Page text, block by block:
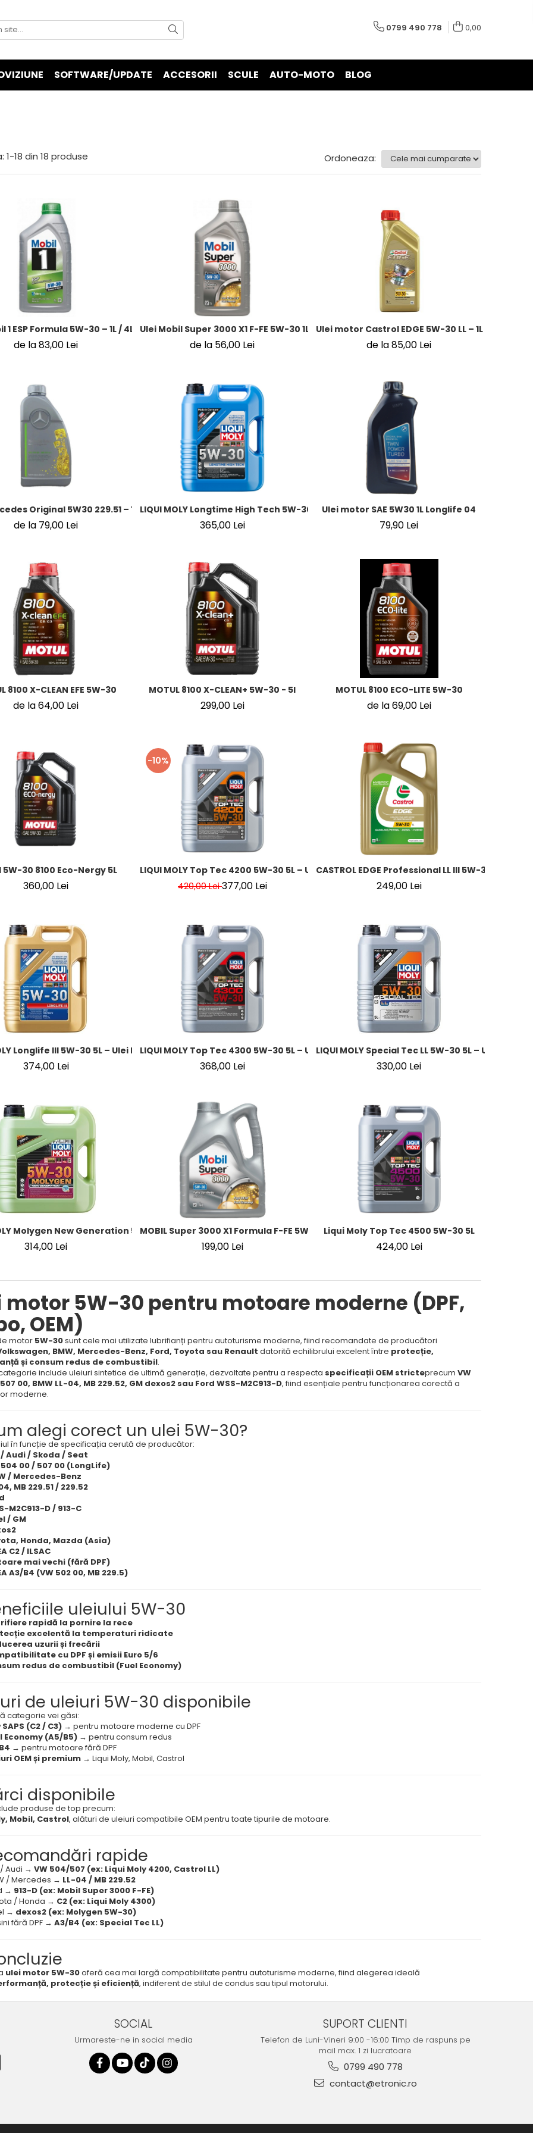
0799 490 778 0,00
SOFTWARE/UPDATE ACCESORII SCULE AUTO-MOTO BLOG
1-18 din 18 produse Ordoneaza:
1 ESP Formula 5W-30 – 1L / 4L / 5L
de la 83,00 Lei
Ulei Mobil Super 3000 X1 F-FE 5W-30 1L / 4L / 5L
de la 56,00 Lei
Ulei motor Castrol EDGE 5W-30 LL – 1L / 4L / 5L
de la 85,00 Lei
Original 5W30 229.51 – 1L / 5L
de la 79,00 Lei
LIQUI MOLY Longtime High Tech 5W-30 5L – Ulei motor sintetic C3, BMW LL-04, MB
365,00 Lei
Ulei motor SAE 5W30 1L Longlife 04
79,90 Lei
8100 X-CLEAN EFE 5W-30
de la 64,00 Lei
MOTUL 8100 X-CLEAN+ 5W-30 - 5l
299,00 Lei
MOTUL 8100 ECO-LITE 5W-30
de la 69,00 Lei
30 8100 Eco-Nergy 5L
360,00 Lei
-10%
LIQUI MOLY Top Tec 4200 5W-30 5L – Ulei Motor Sintetic VW 504/507, BMW LL-04, MB
420,00 Lei377,00 Lei
CASTROL EDGE Professional LL III 5W-30 4L –
249,00 Lei
Longlife III 5W-30 5L – Ulei Motor Sintetic VW 504/507, BMW LL-04
374,00 Lei
LIQUI MOLY Top Tec 4300 5W-30 5L – Ulei Motor Sintetic C2 pentru Toyota, Honda, PSA
368,00 Lei
LIQUI MOLY Special Tec LL 5W-30 5L – Ulei
330,00 Lei
Molygen New Generation 5W-30 DPF 4L – Ulei Motor Sintetic cu Tehnologie Molygen
314,00 Lei
MOBIL Super 3000 X1 Formula F-FE 5W-30 4L – Ulei Motor Sintetic Ford WSS-M2C913-D
199,00 Lei
Liqui Moly Top Tec 4500 5W-30 5L
424,00 Lei
motor 5W-30 pentru motoare moderne (DPF,
OEM)
motor 5W-30sunt cele mai utilizate lubrifianți pentru autoturisme moderne, fiind recomandate de producători
BMW, Mercedes-Benz, Ford, Toyota sau Renault datorită echilibrului excelent între protecție,
și consum redus de combustibil.
include uleiuri sintetice de ultimă generație, dezvoltate pentru a respecta specificații OEM stricteprecum VW
00, BMW LL-04, MB 229.52, GM dexos2 sau Ford WSS-M2C913-D, fiind esențiale pentru funcționarea corectă a
moderne.
alegi corect un ulei 5W-30?
în funcție de specificația cerută de producător:
/ Audi / Skoda / Seat
504 00 / 507 00 (LongLife)
/ Mercedes-Benz
MB 229.51 / 229.52
M2C913-D / 913-C
/ GM
Honda, Mazda (Asia)
C2 / ILSAC
mai vechi (fără DPF)
A3/B4 (VW 502 00, MB 229.5)
uleiului 5W-30
rapidă la pornire la rece
excelentă la temperaturi ridicate
uzurii și frecării
cu DPF și emisii Euro 5/6
redus de combustibil (Fuel Economy)
de uleiuri 5W-30 disponibile
categorie vei găsi:
SAPS (C2 / C3) → pentru motoare moderne cu DPF
Economy (A5/B5) → pentru consum redus
→ pentru motoare fără DPF
OEM și premium → Liqui Moly, Mobil, Castrol
disponibile
produse de top precum:
Mobil, Castrol, alături de uleiuri compatibile OEM pentru toate tipurile de motoare.
rapide
Audi → VW 504/507 (ex: Liqui Moly 4200, Castrol LL)
/ Mercedes → LL-04 / MB 229.52
→ 913-D (ex: Mobil Super 3000 F-FE)
/ Honda → C2 (ex: Liqui Moly 4300)
→ dexos2 (ex: Molygen 5W-30)
fără DPF → A3/B4 (ex: Special Tec LL)
ulei motor 5W-30oferă cea mai largă compatibilitate pentru autoturisme moderne, fiind alegerea ideală
protecție și eficiență, indiferent de stilul de condus sau tipul motorului.
SOCIAL
Urmareste-ne in social media
SUPORT CLIENTI
Telefon de Luni-Vineri 9:00 -16:00 Timp de raspuns pe
mail max. 1 zi lucratoare
0799 490 778
contact@etronic.ro